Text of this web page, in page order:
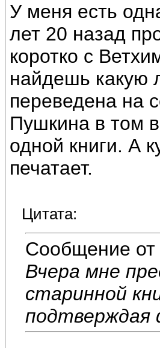
У меня есть
лет 20 назад
коротко с
найдешь какую
переведена на
Пушкина в том
одной книги. А
печатает.
Цитата:
Сообщение от
Вчера мне
старинной
подтверждая